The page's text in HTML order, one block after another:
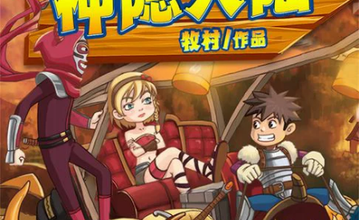
女裝 男裝 化妝保養 情趣用品
日本購物 電子/紙本書
HOT